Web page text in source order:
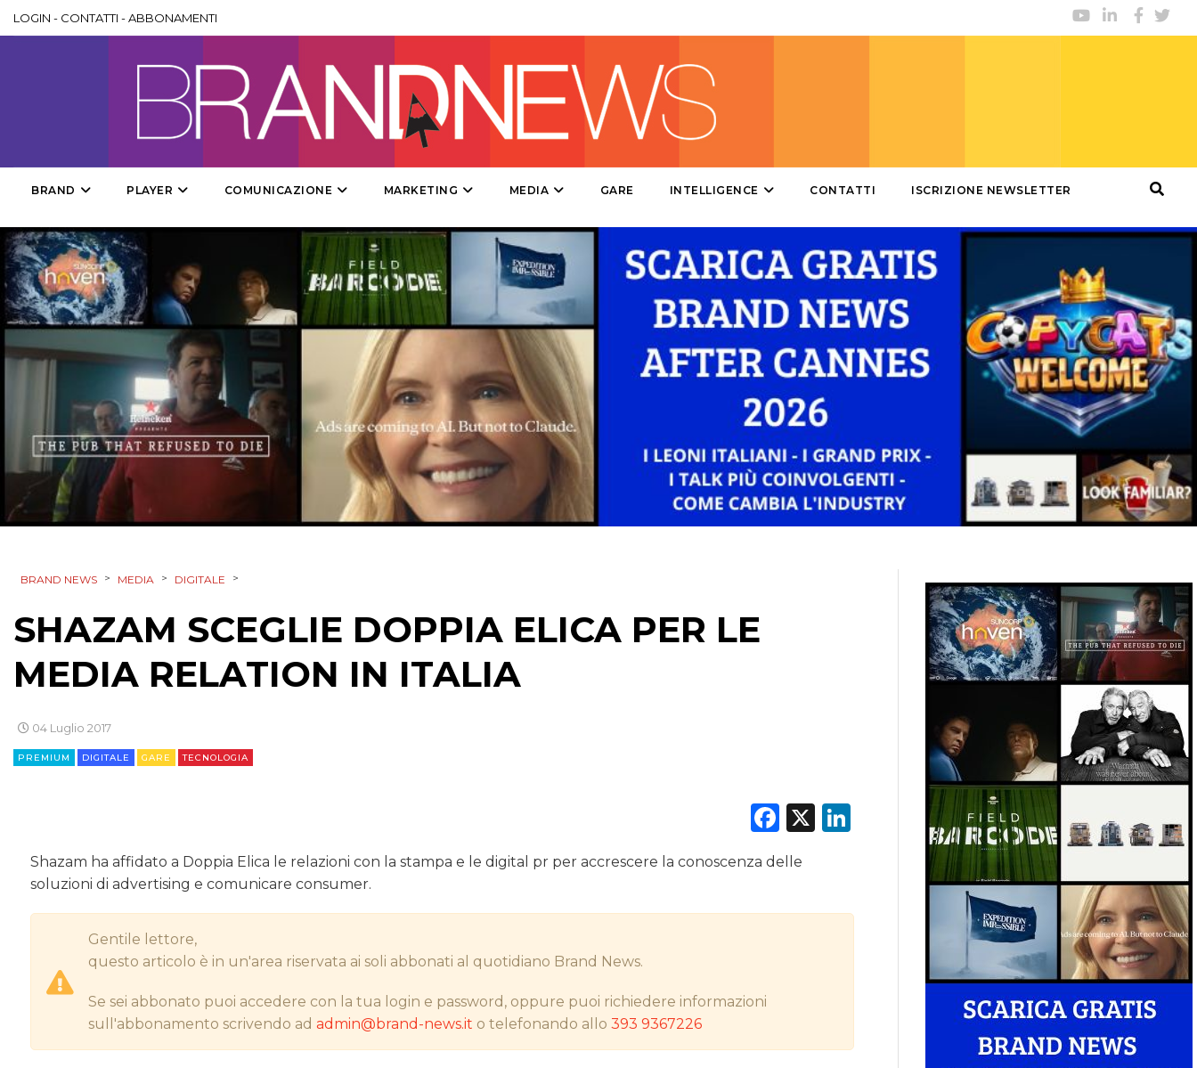
DESIGN
PUNTI VENDITA
CSR
STRATEGIE
CINEMA
PREVISIONI/SCENARI
NORMATIVE
TREND
LOGIN - CONTATTI -ABBONAMENTI
BRAND PLAYER COMUNICAZIONE MARKETING MEDIA GARE INTELLIGENCE CONTATTI ISCRIZIONE NEWSLETTER
BRAND NEWS > MEDIA > DIGITALE >
SHAZAM SCEGLIE DOPPIA ELICA PER LE
MEDIA RELATION IN ITALIA
04 Luglio 2017
PREMIUM DIGITALE GARE TECNOLOGIA
Facebook
X LinkedIn
Shazam ha affidato a Doppia Elica le relazioni con la stampa e le digital pr per accrescere la conoscenza delle
soluzioni di advertising e comunicare consumer.
Gentile lettore,
questo articolo è in un'area riservata ai soli abbonati al quotidiano Brand News.
Se sei abbonato puoi accedere con la tua login e password, oppure puoi richiedere informazioni
sull'abbonamento scrivendo adadmin@brand-news.it o telefonando allo393 9367226